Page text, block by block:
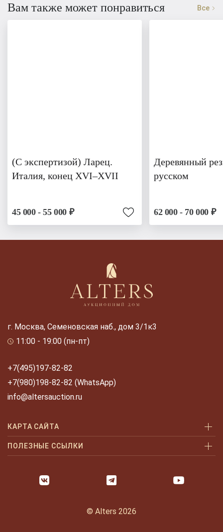
Вам также может понравиться Все
(С экспертизой) Ларец.
Италия, конец XVI–XVII
45 000 - 55 000 ₽
Деревянный
русском
62 000 - 70 000 ₽
г. Москва, Семеновская наб., дом 3/1к3
11:00 - 19:00 (пн-пт)
+7(495)197-82-82
+7(980)198-82-82 (WhatsApp)
info@altersauction.ru
КАРТА САЙТА
Аукционы
Как продать
ПОЛЕЗНЫЕ ССЫЛКИ
Оплата и доставка
Часто задаваемые вопросы
© Alters 2026